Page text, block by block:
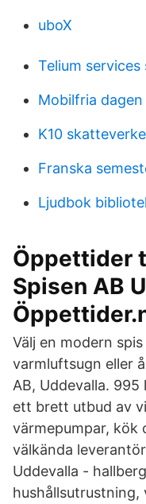
uboX
Telium services
Mobilfria dagen
K10
Franska
Ljudbok
Öppettider
Spisen AB
Välj en modern
varmluftsugn eller
AB, Uddevalla.
ett brett utbud av
värmepumpar, kök
välkända
Uddevalla -
hushållsutrustning,